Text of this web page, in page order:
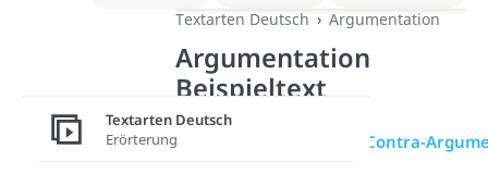
Textarten Deutsch
Argumentation
Argumentation
Beispieltext
Pro- und Contra-
Textarten Deutsch
Erörterung